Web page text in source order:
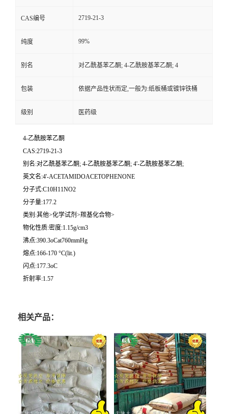
CAS编号 2719-21-3
纯度 99%
别名 对乙酰基苯乙酮; 4-乙酰胺基苯乙酮; 4
包装 依据产品性状而定,一般为:纸板桶或镀锌铁桶
级别 医药级
4-乙酰胺苯乙酮
CAS:2719-21-3
别名:对乙酰基苯乙酮; 4-乙酰胺基苯乙酮; 4'-乙酰胺基苯乙酮;
英文名:4'-ACETAMIDOACETOPHENONE
分子式:C10H11NO2
分子量:177.2
类别:其他>化学试剂>羰基化合物>
物化性质:密度:1.15g/cm3
沸点:390.3oCat760mmHg
熔点:166-170 °C(lit.)
闪点:177.3oC
折射率:1.57
相关产品：